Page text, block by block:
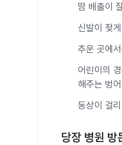
땀 배출이
신발이 젖
추운 곳에
어린이의
해주는 벙
동상이 걸
당장 병원 방